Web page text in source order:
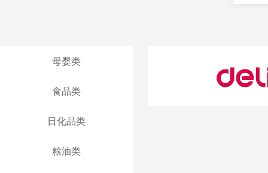
母婴类
食品类
日化品类
粮油类